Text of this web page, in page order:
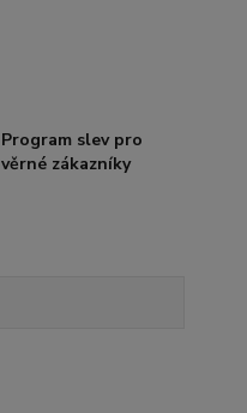
Program slev pro
věrné zákazníky